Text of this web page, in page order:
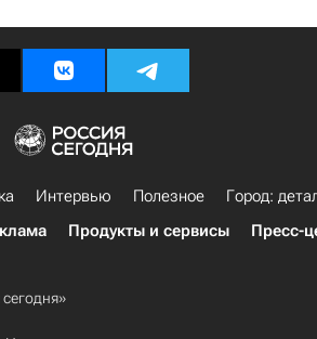
Интервью Полезное
Город:
Продукты и сервисы Пресс-